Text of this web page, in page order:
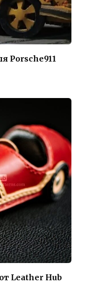
Porsche911
Leather Hub